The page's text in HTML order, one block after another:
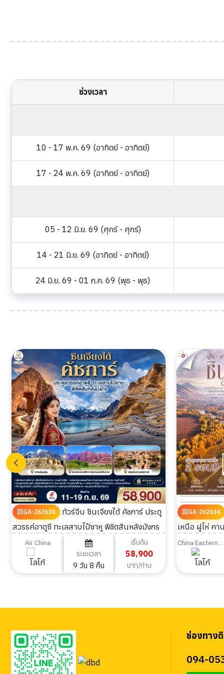
ช่วงเวลา
10 - 17 พ.ค. 69 (อาทิตย์ - อาทิตย์)
17 - 24 พ.ค. 69 (อาทิตย์ - อาทิตย์)
05 - 12 มิ.ย. 69 (ศุกร์ - ศุกร์)
14 - 21 มิ.ย. 69 (อาทิตย์ - อาทิตย์)
24 มิ.ย. 69 - 01 ก.ค. 69 (พุธ - พุธ)
GA-262638
ทัวร์จีน ซินเจียงใต้ คัชการ์ ประตู
สวรรค์อาตูซี ทะเลสาบไป๋ซาหู พิชิตสันหลังมังกร
9วัน 8คืน
Air China
ระยะเวลา
9 วัน 8 คืน
เริ่มต้น
58,900
บาท/ท่าน
GA-262634
เหนือ ฝูไห่ ค
China
ช่องทาง
094-